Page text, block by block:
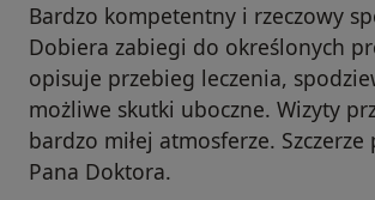
Bardzo kompetentny i rzeczowy
Dobiera zabiegi do określonych
opisuje przebieg leczenia,
możliwe skutki uboczne. Wizyty
bardzo miłej atmosferze. Szczerze
Pana Doktora.